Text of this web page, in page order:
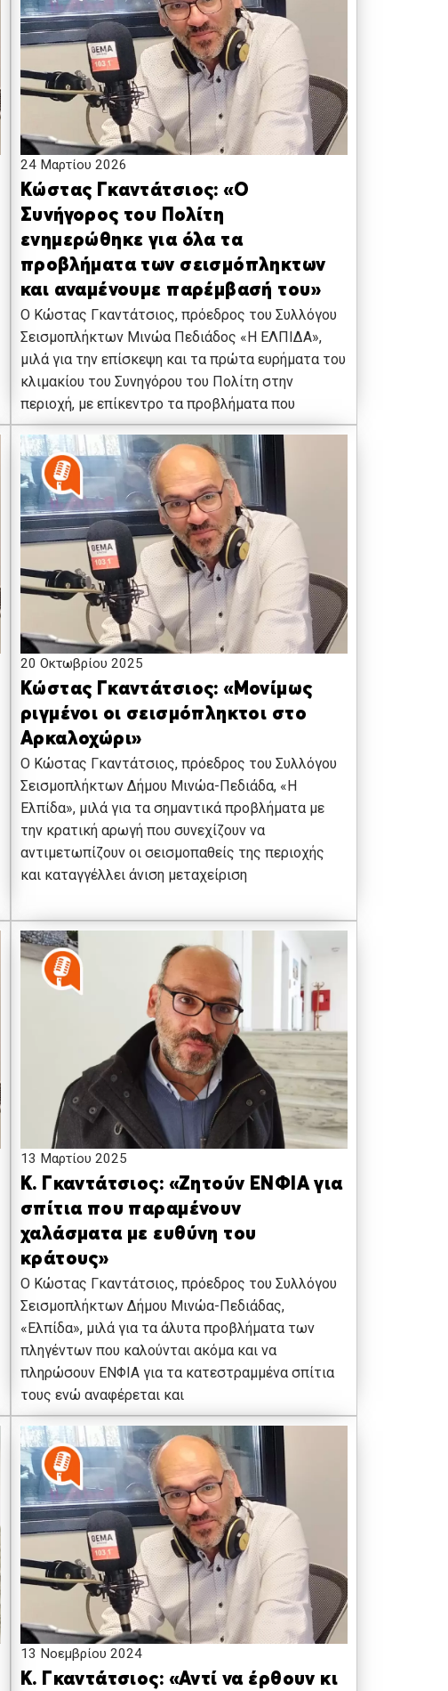
24 Μαρτίου 2026
Κώστας Γκαντάτσιος: «Ο
Συνήγορος του Πολίτη
ενημερώθηκε για όλα τα
προβλήματα των σεισμόπληκτων
και αναμένουμε παρέμβασή του»
Ο Κώστας Γκαντάτσιος, πρόεδρος του Συλλόγου
Σεισμοπλήκτων Μινώα Πεδιάδος «Η ΕΛΠΙΔΑ»,
μιλά για την επίσκεψη και τα πρώτα ευρήματα του
κλιμακίου του Συνηγόρου του Πολίτη στην
περιοχή, με επίκεντρο τα προβλήματα που
20 Οκτωβρίου 2025
Κώστας Γκαντάτσιος: «Μονίμως
ριγμένοι οι σεισμόπληκτοι στο
Αρκαλοχώρι»
Ο Κώστας Γκαντάτσιος, πρόεδρος του Συλλόγου
Σεισμοπλήκτων Δήμου Μινώα-Πεδιάδα, «Η
Ελπίδα», μιλά για τα σημαντικά προβλήματα με
την κρατική αρωγή που συνεχίζουν να
αντιμετωπίζουν οι σεισμοπαθείς της περιοχής
και καταγγέλλει άνιση μεταχείριση
13 Μαρτίου 2025
Κ. Γκαντάτσιος: «Ζητούν ΕΝΦΙΑ για
σπίτια που παραμένουν
χαλάσματα με ευθύνη του
κράτους»
Ο Κώστας Γκαντάτσιος, πρόεδρος του Συλλόγου
Σεισμοπλήκτων Δήμου Μινώα-Πεδιάδας,
«Ελπίδα», μιλά για τα άλυτα προβλήματα των
πληγέντων που καλούνται ακόμα και να
πληρώσουν ΕΝΦΙΑ για τα κατεστραμμένα σπίτια
τους ενώ αναφέρεται και
13 Νοεμβρίου 2024
Κ. Γκαντάτσιος: «Αντί να έρθουν κι